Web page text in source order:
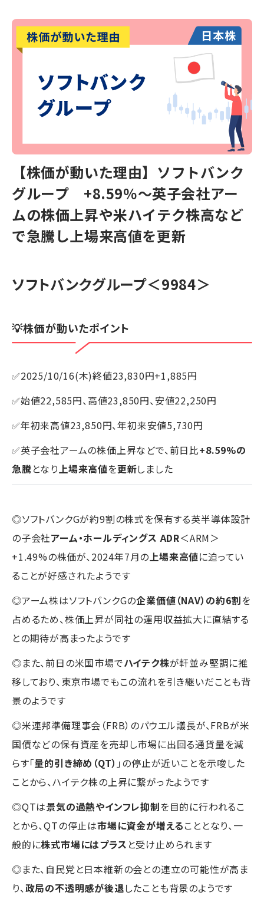
【株価が動いた理由】ソフトバンク
グループ +8.59％～英子会社アー
ムの株価上昇や米ハイテク株高など
で急騰し上場来高値を更新
ソフトバンクグループ＜9984＞
💡株価が動いたポイント
✅2025/10/16(木)終値23,830円+1,885円
✅始値22,585円、高値23,850円、安値22,250円
✅年初来高値23,850円、年初来安値5,730円
✅英子会社アームの株価上昇などで、前日比+8.59%の
急騰となり上場来高値を更新しました
◎ソフトバンクGが約9割の株式を保有する英半導体設計
の子会社アーム・ホールディングス ADR＜ARM＞
+1.49%の株価が、2024年7月の上場来高値に迫ってい
ることが好感されたようです
◎アーム株はソフトバンクGの企業価値（NAV）の約6割を
占めるため、株価上昇が同社の運用収益拡大に直結する
との期待が高まったようです
◎また、前日の米国市場でハイテク株が軒並み堅調に推
移しており、東京市場でもこの流れを引き継いだことも背
景のようです
◎米連邦準備理事会（FRB）のパウエル議長が、FRBが米
国債などの保有資産を売却し市場に出回る通貨量を減
らす「量的引き締め（QT） 」の停止が近いことを示唆した
ことから、ハイテク株の上昇に繋がったようです
◎QTは景気の過熱やインフレ抑制を目的に行われるこ
とから、QTの停止は市場に資金が増えることとなり、一
般的に株式市場にはプラス と受け止められます
◎また、自民党と日本維新の会との連立の可能性が高ま
り、政局の不透明感が後退したことも背景のようです